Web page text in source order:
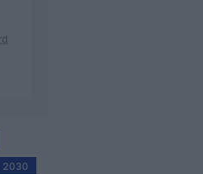
2030